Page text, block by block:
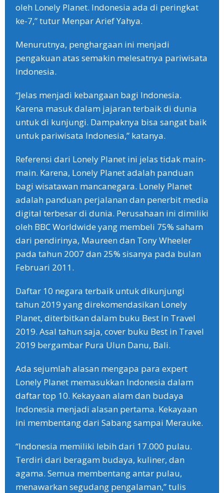
oleh Lonely Planet. Indonesia ada di peringkat
ke-7,” tutur Menpar Arief Yahya.
Menurutnya, penghargaan ini menjadi
pengakuan atas semakin melesatnya pariwisata
Indonesia.
“Jelas menjadi kebangaan bagi Indonesia.
Karena masuk dalam jajaran terbaik di dunia
untuk di kunjungi. Dampaknya bisa sangat baik
untuk pariwisata Indonesia,” katanya.
Referensi dari Lonely Planet ini jelas tidak main-
main. Karena, Lonely Planet adalah panduan
bagi wisatawan mancanegara. Lonely Planet
adalah panduan perjalanan dan penerbit media
digital terbesar di dunia. Perusahaan ini dimiliki
oleh BBC Worldwide yang membeli 75% saham
dari pendirinya, Maureen dan Tony Wheeler
pada tahun 2007 dan 25% sisanya pada bulan
Februari 2011.
Daftar 10 negara terbaik untuk dikunjungi
tahun 2019 yang direkomendasikan Lonely
Planet, diterbitkan dalam buku Best In Travel
2019. Asal tahun saja, cover buku Best in Travel
2019 bergambar Pura Ulun Danu, Bali.
Ada sejumlah alasan mengapa para expert
Lonely Planet memasukkan Indonesia dalam
daftar top 10. Kekayaan alam dan budaya
Indonesia menjadi alasan pertama. Kekayaan
ini membentang dari Sabang sampai Merauke.
“Indonesia memiliki lebih dari 17.000 pulau.
Terdiri dari beragam budaya, kuliner, dan
agama. Semua membentang antar pulau,
menawarkan segudang pengalaman,” tulis